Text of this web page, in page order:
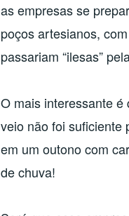
as empresas se
poços artesianos,
passariam “ilesas”
O mais interessante
veio não foi suficiente
em um outono com
de chuva!